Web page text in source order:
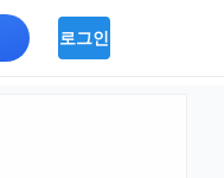
로그인